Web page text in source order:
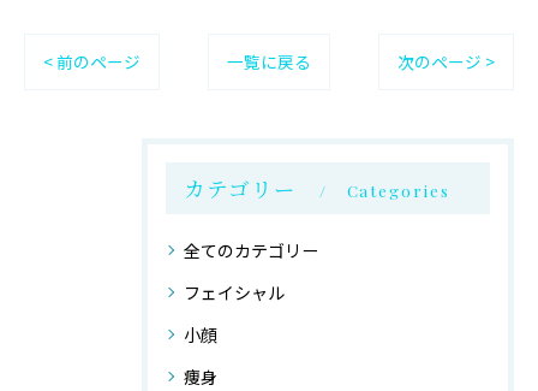
< 前のページ 一覧に戻る 次のページ >
カテゴリー Categories
全てのカテゴリー
フェイシャル
小顔
痩身